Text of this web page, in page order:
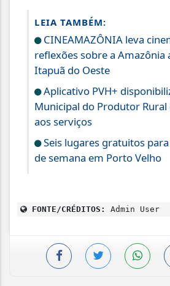
LEIA TAMBÉM:
CINEAMAZÔNIA leva
reflexões sobre a Amazônia
Itapuã do Oeste
Aplicativo PVH+
Municipal do Produtor Rural
aos serviços
Seis lugares gratuitos
de semana em Porto Velho
FONTE/CRÉDITOS: Admin User